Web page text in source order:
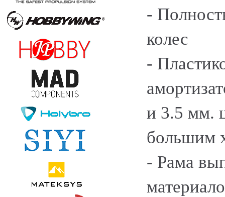
-
колес
-
и 3.5 мм.
большим
- Рама